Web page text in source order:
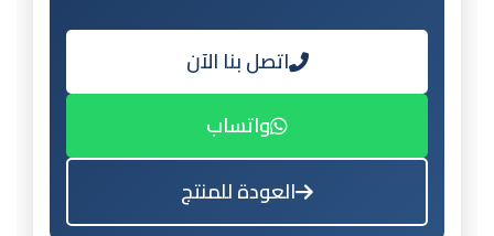
اتصل بنا الآن
واتساب
العودة للمنتج